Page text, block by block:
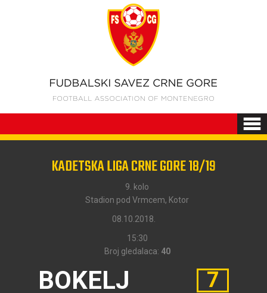
KADETSKA LIGA CRNE GORE 18/19
9. kolo
Stadion pod Vrmcem, Kotor
08.10.2018.
15:30
Broj gledalaca: 40
BOKELJ
7